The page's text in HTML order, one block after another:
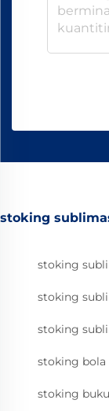
stoking
stoking
stoking
stoking
stoking bola
stoking